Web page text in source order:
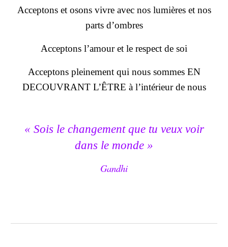
Acceptons et osons vivre avec nos lumières et nos
parts d’ombres
Acceptons l’amour et le respect de soi
Acceptons pleinement qui nous sommes EN
DECOUVRANT L’ÊTRE à l’intérieur de nous
« Sois le changement que tu veux voir
dans le monde »
Gandhi